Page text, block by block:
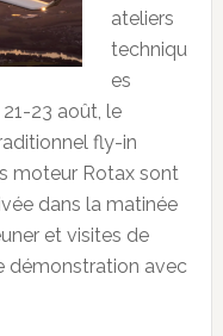
ateliers
techniqu
es
23 août, le
fly-in
moteur Rotax sont
dans la matinée
et visites de
démonstration avec